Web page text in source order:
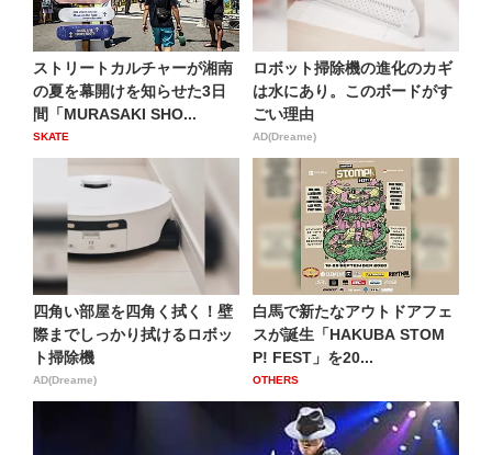
ストリートカルチャーが湘南
の夏を幕開けを知らせた3日
間「MURASAKI SHO...
SKATE
ロボット掃除機の進化のカギ
は水にあり。このボードがす
ごい理由
AD(Dreame)
四角い部屋を四角く拭く！壁
際までしっかり拭けるロボッ
ト掃除機
AD(Dreame)
白馬で新たなアウトドアフェ
スが誕生「HAKUBA STOM
P! FEST」を20...
OTHERS